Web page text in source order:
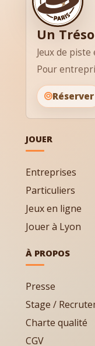
Un
Jeux de
Pour
Réserver
JOUER
Entreprises
Particuliers
Jeux en ligne
Jouer à Lyon
À PROPOS
Presse
Stage /
Charte qualité
CGV